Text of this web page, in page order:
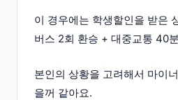
이 경우에는 학생할인을 받은
버스 2회 환승 + 대중교통 40
본인의 상황을 고려해서 마이
을꺼 같아요.